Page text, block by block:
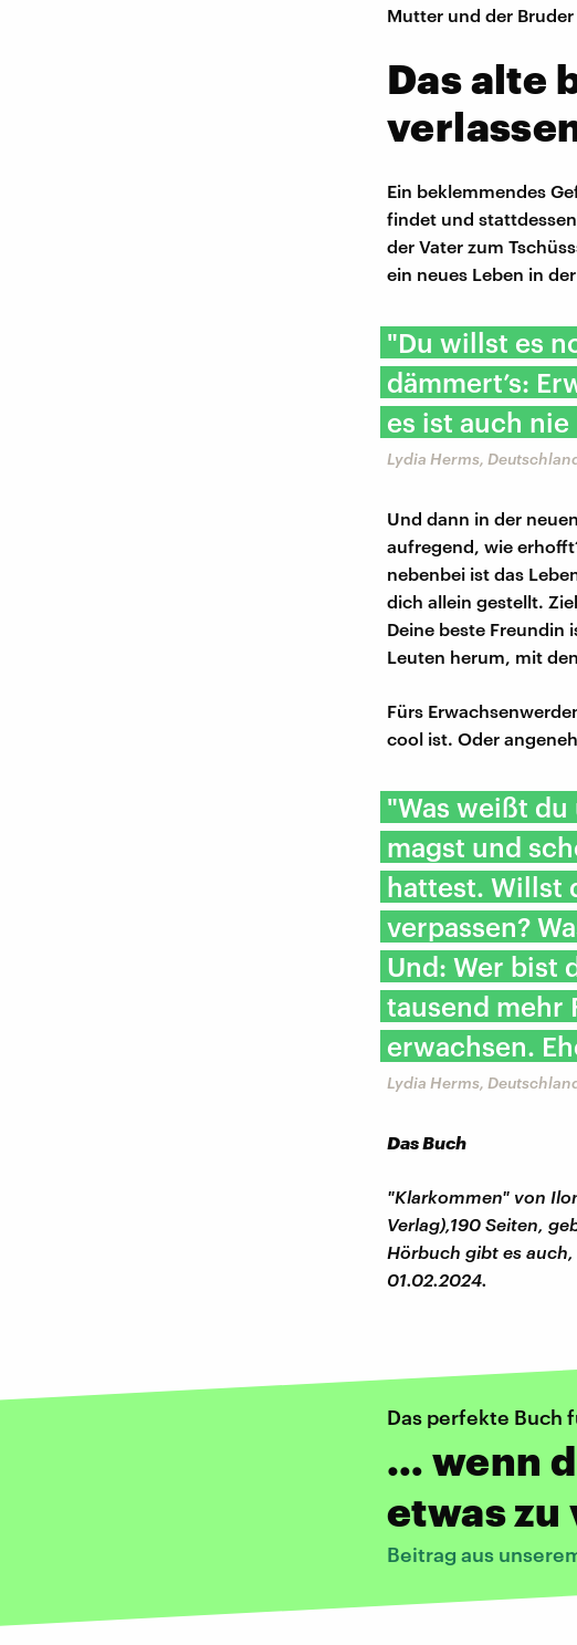
Mutter und der Bruder
Das alte
Ein beklemmendes
findet und
der Vater zum
ein neues Leben in
"Du willst es
dämmert’s:
es ist auch
Lydia Herms,
Und dann in der
aufregend, wie
nebenbei ist das
dich allein gestellt.
Deine beste Freundin
Leuten herum, mit
Fürs
cool ist. Oder
"Was weißt
magst und
hattest. Willst
verpassen?
Und: Wer bist
tausend mehr
erwachsen.
Lydia Herms,
Das Buch
"Klarkommen" von
Verlag),190 Seiten,
Hörbuch gibt es
01.02.2024.
Das perfekte Buch
… wenn
etwas zu
Beitrag aus